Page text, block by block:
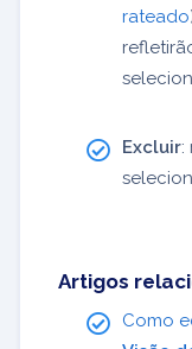
rateado
Excluir:
Artigos
Como